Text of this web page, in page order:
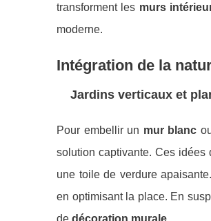
transforment les murs
moderne.
Intégration de la
Jardins verticaux et
Pour embellir un mur blanc
solution captivante. Ces idées
une toile de verdure
en optimisant la place. En
de décoration murale.